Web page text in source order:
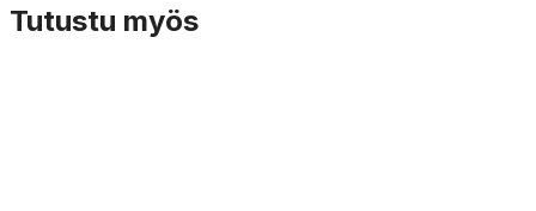
Tutustu myös